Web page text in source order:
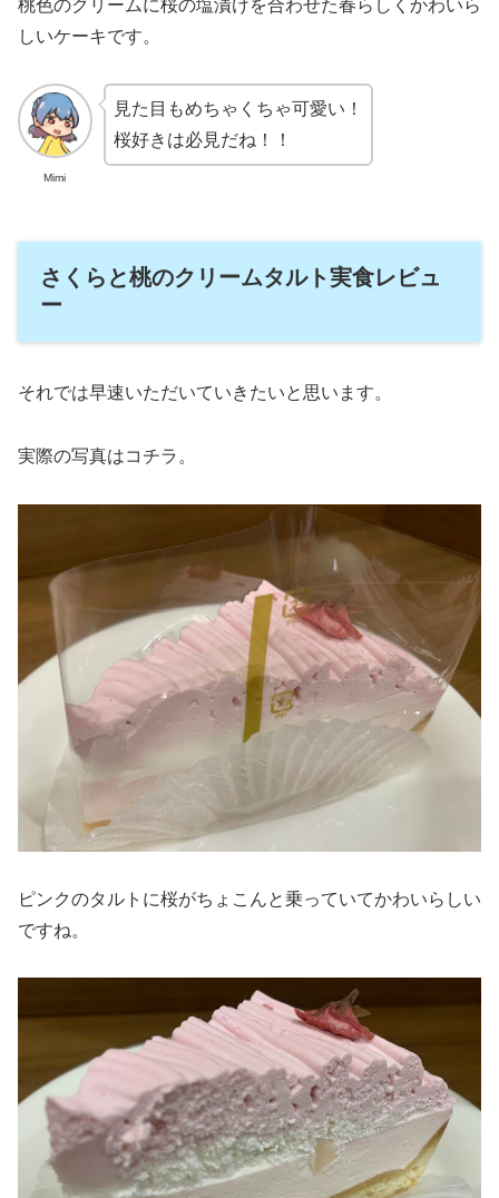
桃色のクリームに桜の塩漬けを合わせた春らしくかわいら
しいケーキです。
Mimi
見た目もめちゃくちゃ可愛い！
桜好きは必見だね！！
さくらと桃のクリームタルト実食レビュ
ー
それでは早速いただいていきたいと思います。
実際の写真はコチラ。
ピンクのタルトに桜がちょこんと乗っていてかわいらしい
ですね。